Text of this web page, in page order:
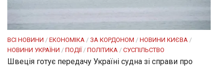
ВСІ НОВИНИ / ЕКОНОМІКА / ЗА КОРДОНОМ / НОВИНИ КИЄВА /
НОВИНИ УКРАЇНИ / ПОДІЇ / ПОЛІТИКА / СУСПІЛЬСТВО
Швеція готує передачу Україні судна зі справи про